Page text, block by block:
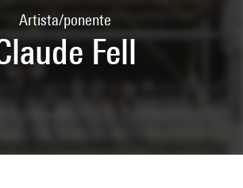
Artista/ponente
Fell